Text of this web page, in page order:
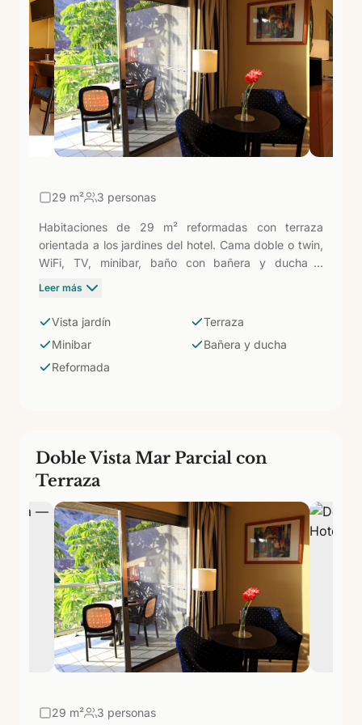
Canarias") queda a pocos minutos, ofreciendo una
de las excursiones más agradables de la zona.
29 m² 3 personas
Habitaciones de 29 m² reformadas con terraza
orientada a los jardines del hotel. Cama doble o twin,
WiFi, TV, minibar, baño con bañera y ducha y
tendedero. El valle de Taurito es naturalmente verde
para que eso se note: el jardín como primera imagen
cálido e íntimo.
Leer más
Vista jardín
Terraza
Minibar
Bañera y ducha
Reformada
Doble Vista Mar Parcial con
Terraza
29 m² 3 personas